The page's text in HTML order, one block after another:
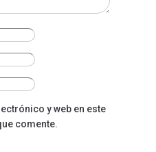
y web en este
comente.